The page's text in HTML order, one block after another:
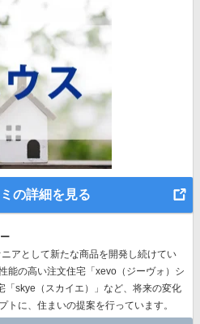
の詳細を見る
ア として新たな商品を開発し続けてい
能の高い注文住宅「xevo（ジーヴォ）シ
skye（スカイエ）」など、 将来の変化
トに、住まいの提案を行っています。